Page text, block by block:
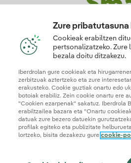
Código de Canal
Código de Identificación
Zure
Cookieak erabiltzen
pertsonalizatzeko. Zure
bezala doitu ditzakezu.
Iberdrolan gure cookieak eta
zerbitzuak aztertzeko eta zure
erakusteko. Cookie guztiak onartu edo
botoiak erabiliz. Zein cookie onartu ere
"Cookien ezarpenak" sakatuz. Iberdrola
erabiltzailea bazara eta "Onartu
datuak zure bezero datuekin
profilak egiteko eta publizitate
lortzeko, bisita dezakezu gure cookie-